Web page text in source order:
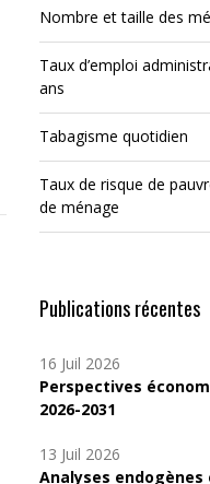
Nombre et taille des
Taux d’emploi
ans
Tabagisme quotidien
Taux de risque de
de ménage
Publications récentes
16 Juil 2026
Perspectives
2026-2031
13 Juil 2026
Analyses